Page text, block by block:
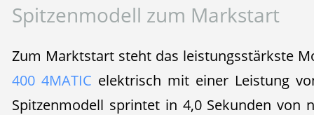
Spitzenmodell zum Markstart
Zum Marktstart steht das leistungsstärkste
400 4MATIC elektrisch mit einer Leistung
Spitzenmodell sprintet in 4,0 Sekunden